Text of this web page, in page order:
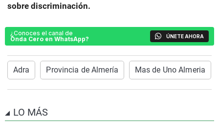
sobre discriminación.
¿Conoces el canal de
Onda Cero en WhatsApp?
ÚNETE AHORA
Adra Provincia de Almería Mas de Uno Almeria
LO MÁS